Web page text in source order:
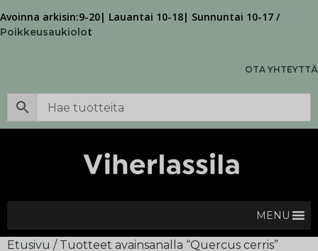
Avoinna arkisin:9-20| Lauantai 10-18| Sunnuntai 10-17 /
Poikkeusaukiolot
OTA YHTEYTTÄ
MENU
Etusivu / Tuotteet avainsanalla “Quercus cerris”